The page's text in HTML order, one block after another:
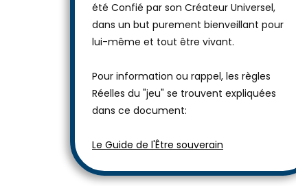
été Confié par son Créateur Universel,
dans un but purement bienveillant pour
lui-même et tout être vivant.
Pour information ou rappel, les règles
Réelles du "jeu" se trouvent expliquées
dans ce document:
Le Guide de l'Être souverain